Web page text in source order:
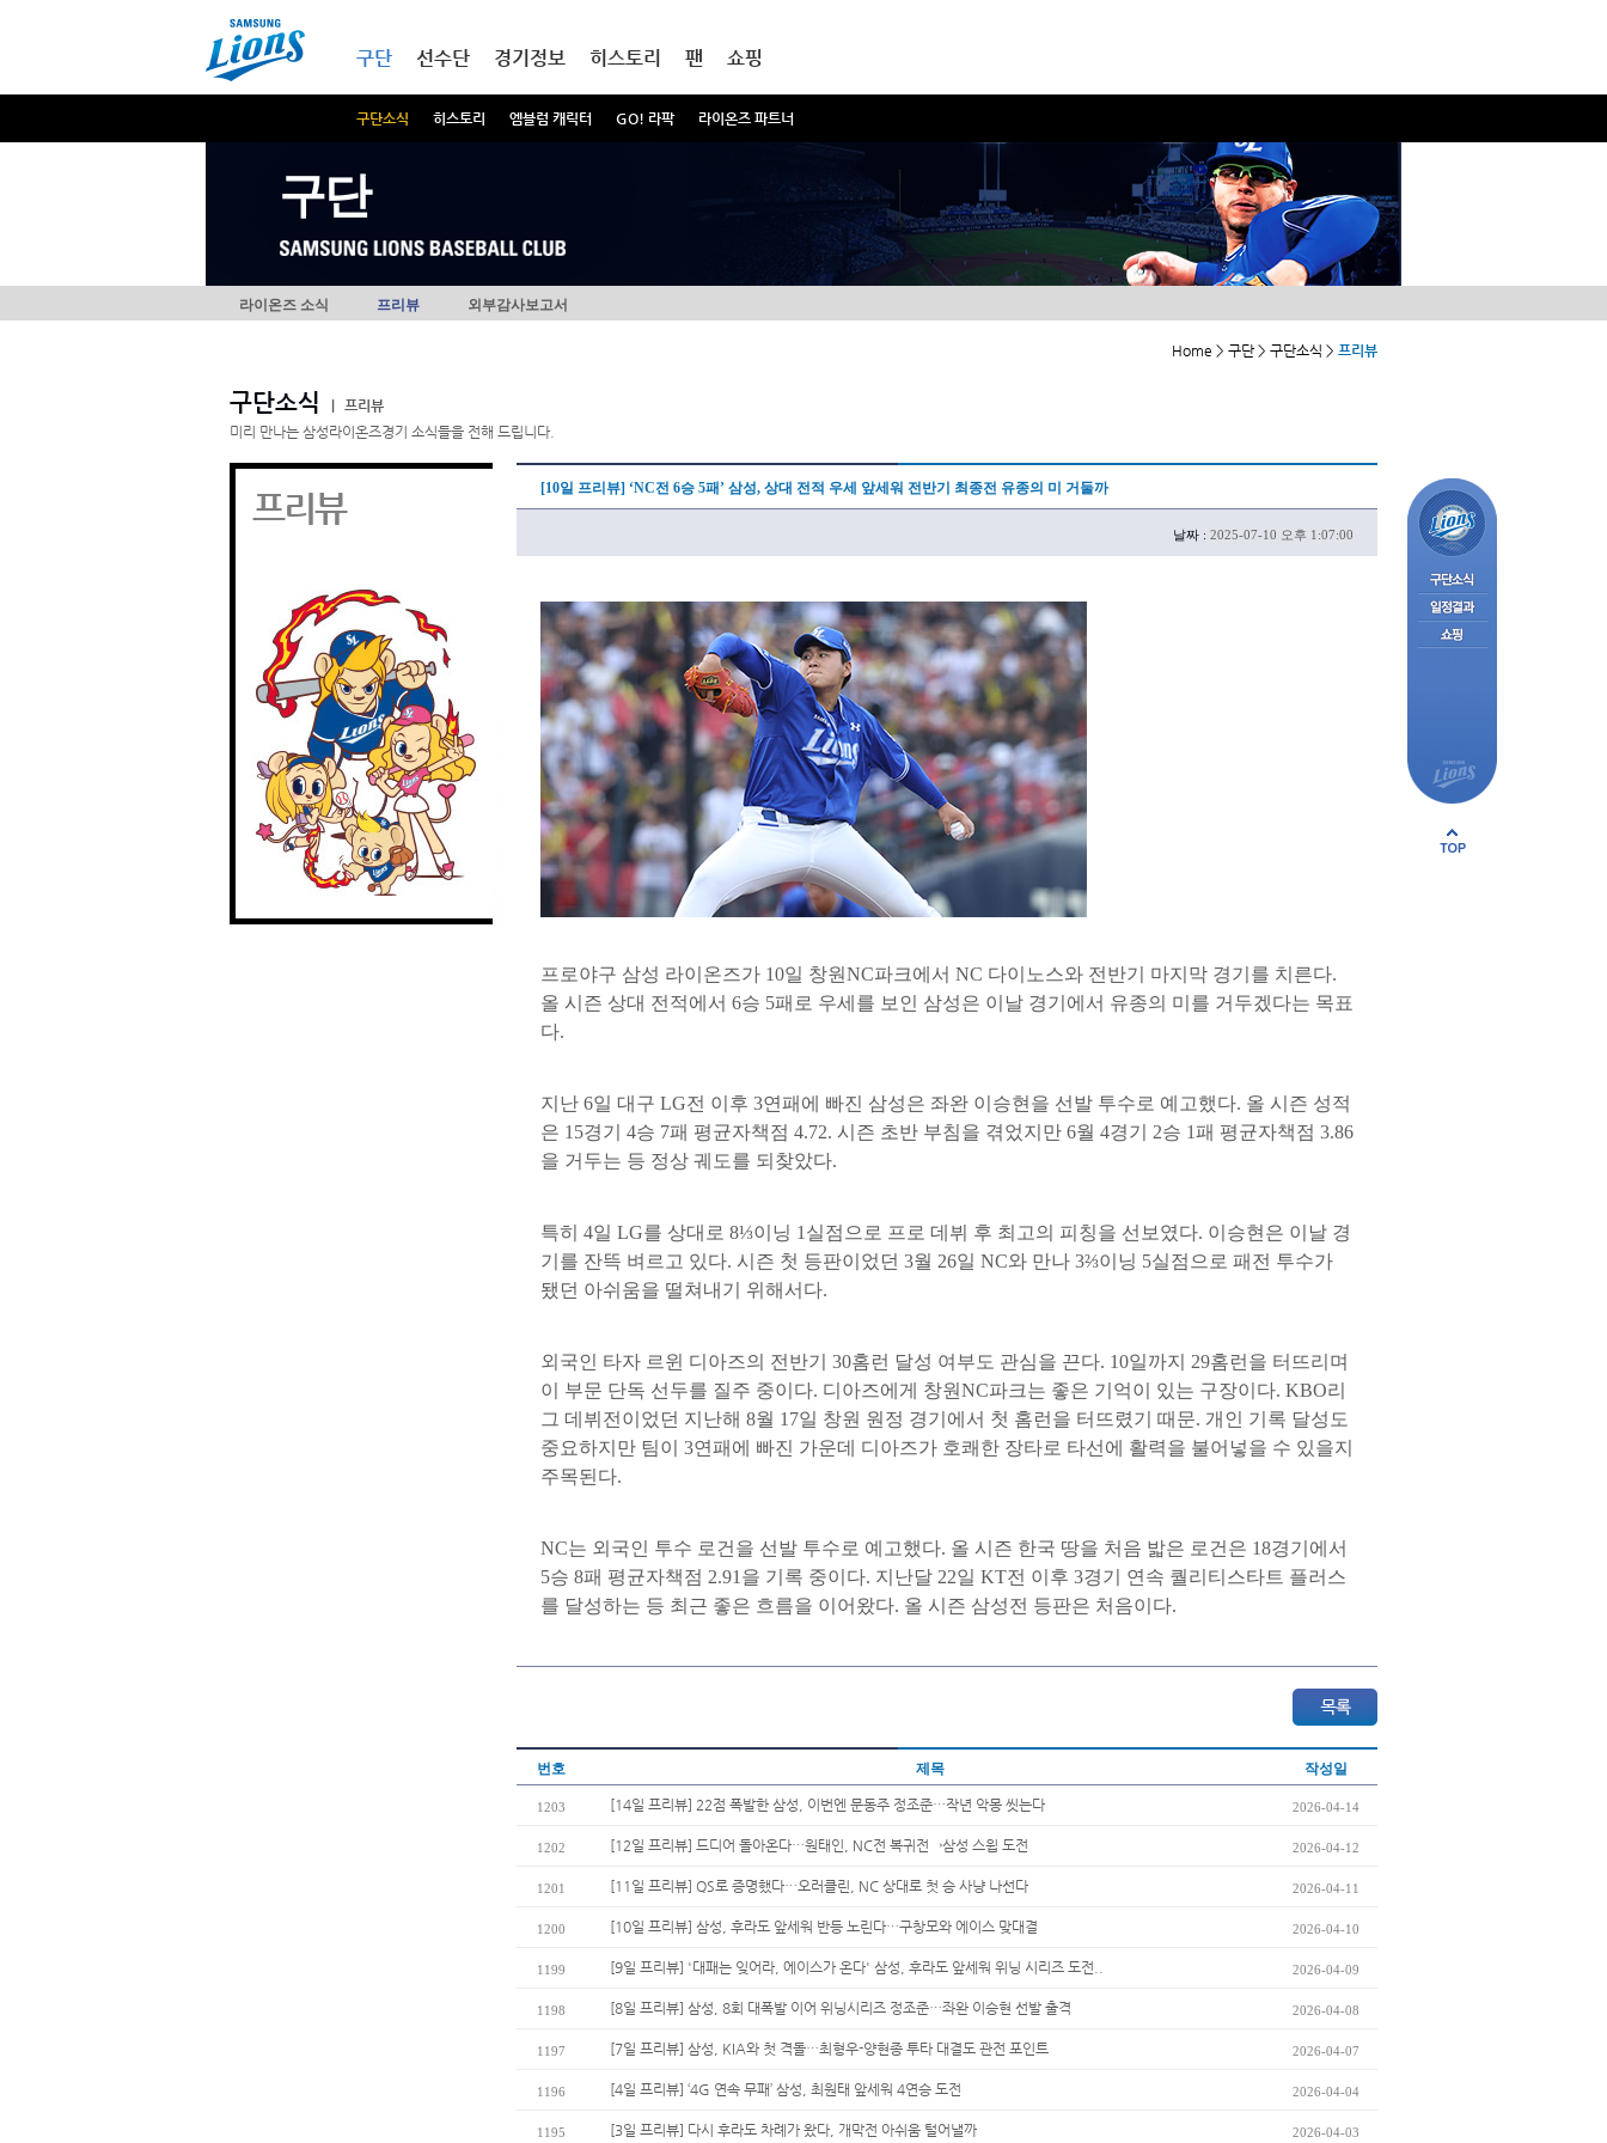
구단
구단소식 히스토리 엠블럼 캐릭터 GO! 라팍 라이온즈 파트너
선수단 경기정보 히스토리 팬 쇼핑
구단
라이온즈 소식 프리뷰 외부감사보고서
Home > 구단 > 구단소식 > 프리뷰
구단소식
프리뷰
미리 만나는 삼성라이온즈경기 소식들을 전해 드립니다.
프리뷰 [10일 프리뷰] ‘NC전 6승 5패’ 삼성, 상대 전적 우세 앞세워 전반기 최종전 유종의 미 거둘까
날짜 : 2025-07-10 오후 1:07:00
프로야구 삼성 라이온즈가 10일 창원NC파크에서 NC 다이노스와 전반기 마지막 경기를 치른다.
올 시즌 상대 전적에서 6승 5패로 우세를 보인 삼성은 이날 경기에서 유종의 미를 거두겠다는 목표
다.
지난 6일 대구 LG전 이후 3연패에 빠진 삼성은 좌완 이승현을 선발 투수로 예고했다. 올 시즌 성적
은 15경기 4승 7패 평균자책점 4.72. 시즌 초반 부침을 겪었지만 6월 4경기 2승 1패 평균자책점 3.86
을 거두는 등 정상 궤도를 되찾았다.
특히 4일 LG를 상대로 8⅓이닝 1실점으로 프로 데뷔 후 최고의 피칭을 선보였다. 이승현은 이날 경
기를 잔뜩 벼르고 있다. 시즌 첫 등판이었던 3월 26일 NC와 만나 3⅔이닝 5실점으로 패전 투수가
됐던 아쉬움을 떨쳐내기 위해서다.
외국인 타자 르윈 디아즈의 전반기 30홈런 달성 여부도 관심을 끈다. 10일까지 29홈런을 터뜨리며
이 부문 단독 선두를 질주 중이다. 디아즈에게 창원NC파크는 좋은 기억이 있는 구장이다. KBO리
그 데뷔전이었던 지난해 8월 17일 창원 원정 경기에서 첫 홈런을 터뜨렸기 때문. 개인 기록 달성도
중요하지만 팀이 3연패에 빠진 가운데 디아즈가 호쾌한 장타로 타선에 활력을 불어넣을 수 있을지
주목된다.
NC는 외국인 투수 로건을 선발 투수로 예고했다. 올 시즌 한국 땅을 처음 밟은 로건은 18경기에서
5승 8패 평균자책점 2.91을 기록 중이다. 지난달 22일 KT전 이후 3경기 연속 퀄리티스타트 플러스
를 달성하는 등 최근 좋은 흐름을 이어왔다. 올 시즌 삼성전 등판은 처음이다.
번호 제목 작성일
1203 [14일 프리뷰] 22점 폭발한 삼성, 이번엔 문동주 정조준…작년 악몽 씻는다 2026-04-14
1202 [12일 프리뷰] 드디어 돌아온다…원태인, NC전 복귀전→삼성 스윕 도전 2026-04-12
1201 [11일 프리뷰] QS로 증명했다…오러클린, NC 상대로 첫 승 사냥 나선다 2026-04-11
1200 [10일 프리뷰] 삼성, 후라도 앞세워 반등 노린다…구창모와 에이스 맞대결 2026-04-10
1199 [9일 프리뷰] '대패는 잊어라, 에이스가 온다' 삼성, 후라도 앞세워 위닝 시리즈 도전.. 2026-04-09
1198 [8일 프리뷰] 삼성, 8회 대폭발 이어 위닝시리즈 정조준…좌완 이승현 선발 출격 2026-04-08
1197 [7일 프리뷰] 삼성, KIA와 첫 격돌…최형우-양현종 투타 대결도 관전 포인트 2026-04-07
1196 [4일 프리뷰] ‘4G 연속 무패’ 삼성, 최원태 앞세워 4연승 도전 2026-04-04
1195 [3일 프리뷰] 다시 후라도 차례가 왔다, 개막전 아쉬움 털어낼까 2026-04-03